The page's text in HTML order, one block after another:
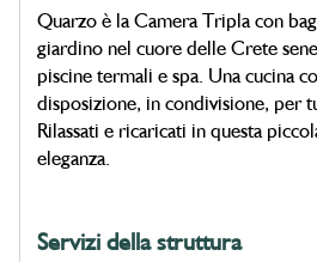
Quarzo è la Camera Tripla con
giardino nel cuore delle Crete
piscine termali e spa. Una cucina
disposizione, in condivisione, per
Rilassati e ricaricati in questa
eleganza.
Servizi della struttura